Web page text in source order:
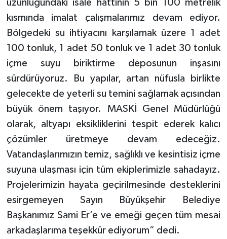
uzunluğundaki isale hattının 5 bin 100 metrelik
kısmında imalat çalışmalarımız devam ediyor.
Bölgedeki su ihtiyacını karşılamak üzere 1 adet
100 tonluk, 1 adet 50 tonluk ve 1 adet 30 tonluk
içme suyu biriktirme deposunun inşasını
sürdürüyoruz. Bu yapılar, artan nüfusla birlikte
gelecekte de yeterli su temini sağlamak açısından
büyük önem taşıyor. MASKİ Genel Müdürlüğü
olarak, altyapı eksikliklerini tespit ederek kalıcı
çözümler üretmeye devam edeceğiz.
Vatandaşlarımızın temiz, sağlıklı ve kesintisiz içme
suyuna ulaşması için tüm ekiplerimizle sahadayız.
Projelerimizin hayata geçirilmesinde desteklerini
esirgemeyen Sayın Büyükşehir Belediye
Başkanımız Sami Er’e ve emeği geçen tüm mesai
arkadaşlarıma teşekkür ediyorum” dedi.